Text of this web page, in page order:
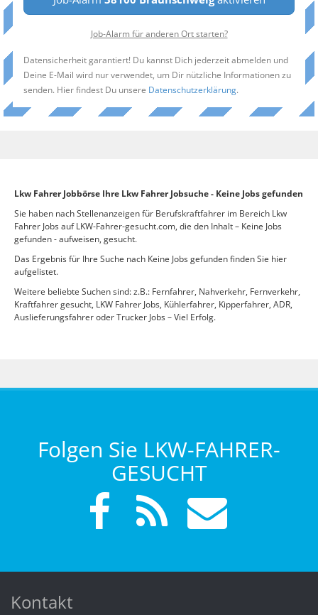
Job-Alarm für anderen Ort starten?
Datensicherheit garantiert! Du kannst Dich jederzeit abmelden und
Deine E-Mail wird nur verwendet, um Dir nützliche Informationen zu
senden. Hier findest Du unsere Datenschutzerklärung.
Lkw Fahrer Jobbörse Ihre Lkw Fahrer Jobsuche - Keine Jobs gefunden
Sie haben nach Stellenanzeigen für Berufskraftfahrer im Bereich Lkw
Fahrer Jobs auf LKW-Fahrer-gesucht.com, die den Inhalt – Keine Jobs
gefunden - aufweisen, gesucht.
Das Ergebnis für Ihre Suche nach Keine Jobs gefunden finden Sie hier
aufgelistet.
Weitere beliebte Suchen sind: z.B.: Fernfahrer, Nahverkehr, Fernverkehr,
Kraftfahrer gesucht, LKW Fahrer Jobs, Kühlerfahrer, Kipperfahrer, ADR,
Auslieferungsfahrer oder Trucker Jobs – Viel Erfolg.
Folgen Sie LKW-FAHRER-
GESUCHT
Kontakt